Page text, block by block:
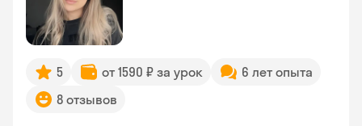
5 от 1590 ₽ за урок
6 лет опыта
8 отзывов